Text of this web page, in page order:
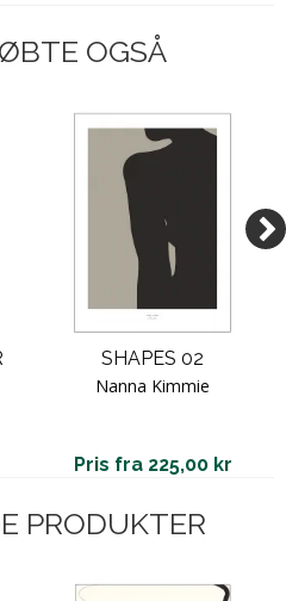
OGSÅ
SHAPES 02
Nanna Kimmie
Pris fra 225,00 kr
PRODUKTER